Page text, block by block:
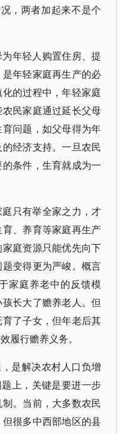
，两者加起来不是个
年轻人购置住房、提
年轻家庭再生产的必
的过程中，年轻家庭
民家庭通过延长父母
问题，如父母得为年
经济支持。一旦农民
条件，生育就成为一
只有举全家之力，才
、养育等家庭再生产
庭资源只能优先向下
变得更为严峻。概言
家庭养老中的反馈模
长大了赡养老人。但
了子女，但年老后其
履行赡养义务。
是解决农村人口负增
上，关键是要进一步
。当前，大多数农民
很多中西部地区的县